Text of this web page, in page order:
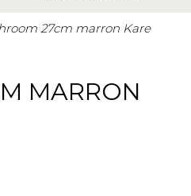
27cm marron Kare
MARRON